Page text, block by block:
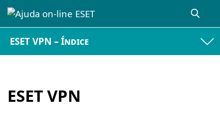
ESET VPN – Índice
ESET VPN